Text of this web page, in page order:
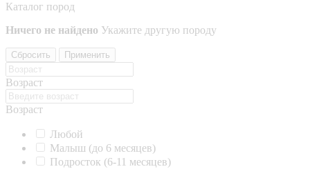
Каталог пород
Ничего не найдено Укажите другую породу
Сбросить Применить
Возраст
Возраст
Любой
Малыш (до 6 месяцев)
Подросток (6-11 месяцев)